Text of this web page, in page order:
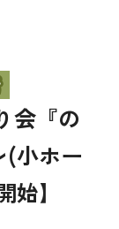
会『の
(小ホー
】